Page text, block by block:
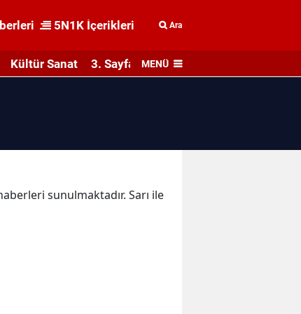
5N1K İçerikleri Ara
Kültür Sanat 3. Sayfa MENÜ
sunulmaktadır. Sarı ile